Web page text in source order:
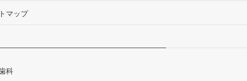
マップ
科